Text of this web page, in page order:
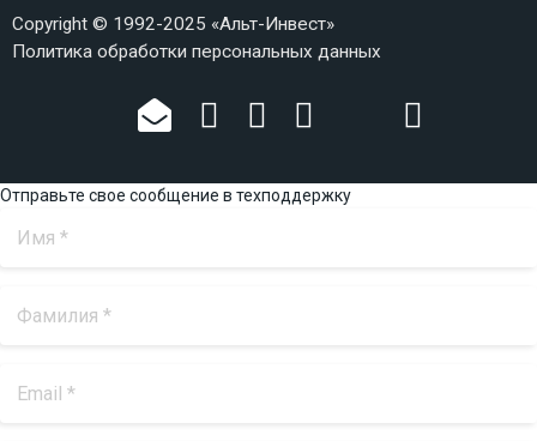
Copyright © 1992-2025 «Альт-Инвест»
Политика обработки персональных данных
Отправьте свое сообщение в техподдержку